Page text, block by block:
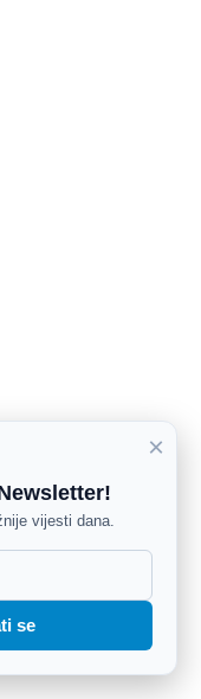
×
vijesti dana.
se